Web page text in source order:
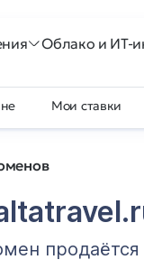
Облако и ИТ-
Мои ставки
продаётся